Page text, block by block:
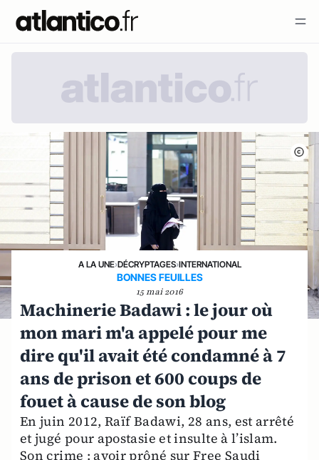
A LA UNE›DÉCRYPTAGES›INTERNATIONAL
BONNES FEUILLES
15 mai 2016
Machinerie Badawi : le jour où
mon mari m'a appelé pour me
dire qu'il avait été condamné à 7
ans de prison et 600 coups de
fouet à cause de son blog
En juin 2012, Raïf Badawi, 28 ans, est arrêté
et jugé pour apostasie et insulte à l’islam.
Son crime : avoir prôné sur Free Saudi